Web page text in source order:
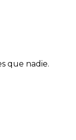
que nadie.